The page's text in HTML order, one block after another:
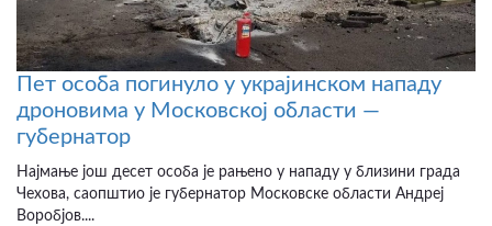
Пет особа погинуло у украјинском нападу
дроновима у Московској области —
губернатор
Најмање још десет особа је рањено у нападу у близини града
Чехова, саопштио је губернатор Московске области Андреј
Воробјов....